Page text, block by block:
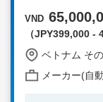
VND
（JPY399,000 -
ベトナム そ
メーカー(自